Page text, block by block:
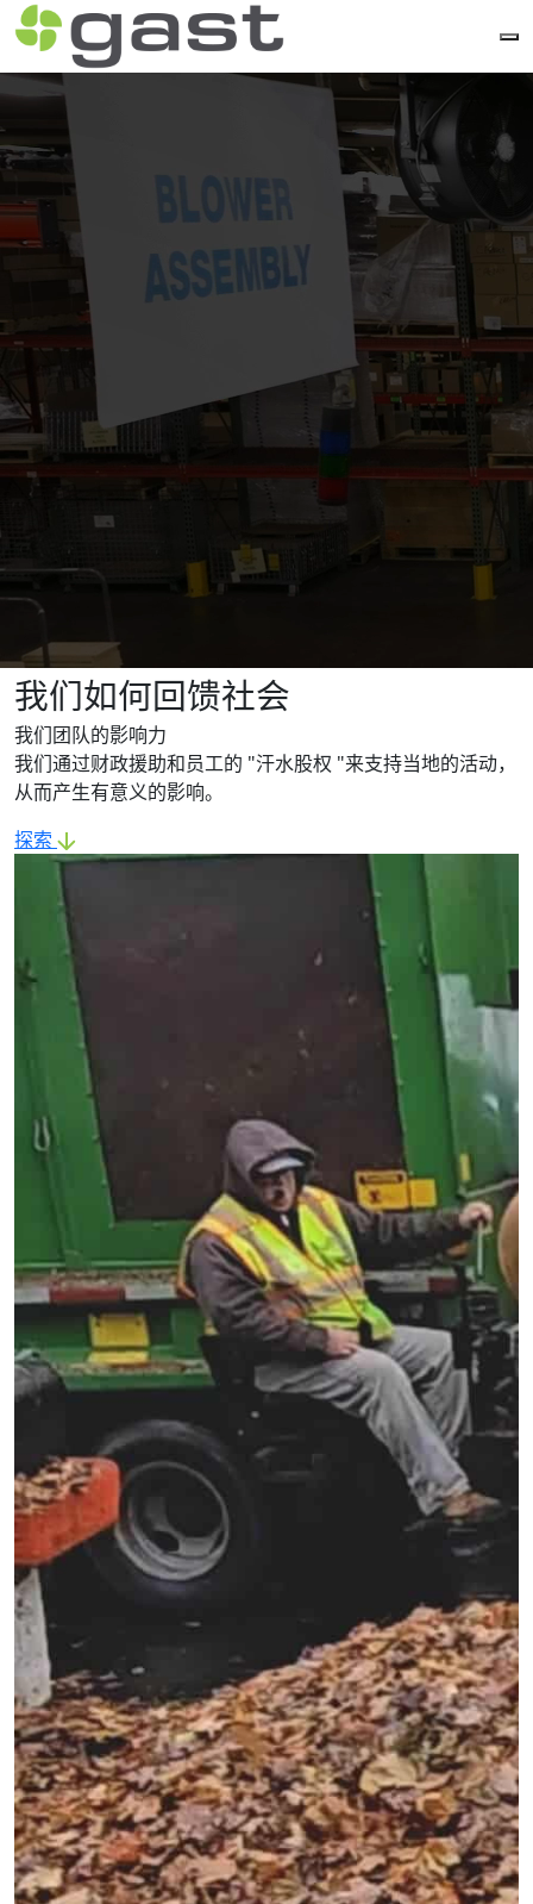
我们如何回馈社会
我们团队的影响力
我们通过财政援助和员工的 "汗水股权 "来支持当地的活动，
从而产生有意义的影响。
探索